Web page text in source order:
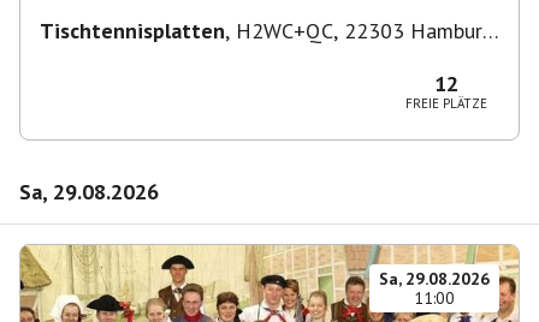
Tischtennisplatten, H2WC+QC, 22303 Hamburg,
12
FREIE PLÄTZE
Sa, 29.08.2026
Sa, 29.08.2026
11:00